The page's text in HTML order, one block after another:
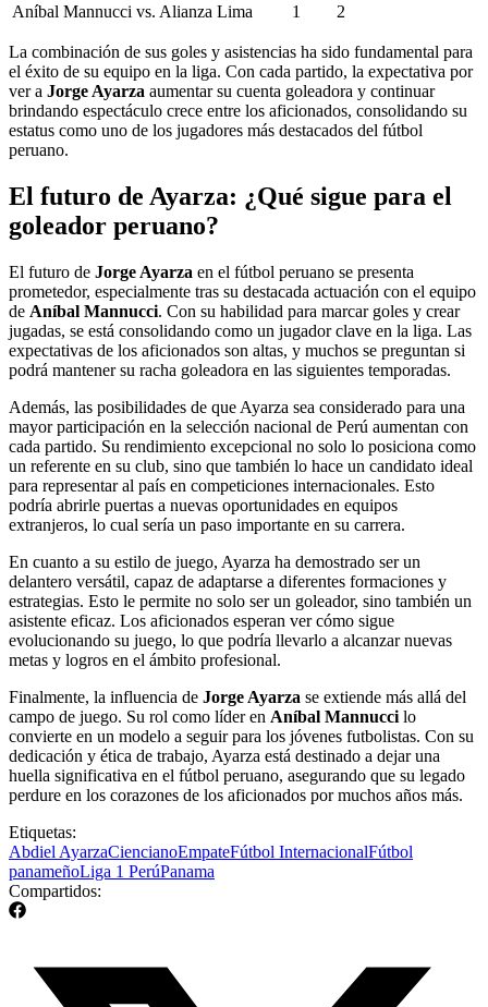
Aníbal Mannucci vs. Alianza Lima
1 2
La combinación de sus goles y asistencias ha sido fundamental para
el éxito de su equipo en la liga. Con cada partido, la expectativa por
ver a Jorge Ayarza aumentar su cuenta goleadora y continuar
brindando espectáculo crece entre los aficionados, consolidando su
estatus como uno de los jugadores más destacados del fútbol
peruano.
El futuro de Ayarza: ¿Qué sigue para el
goleador peruano?
El futuro de Jorge Ayarza en el fútbol peruano se presenta
prometedor, especialmente tras su destacada actuación con el equipo
de Aníbal Mannucci. Con su habilidad para marcar goles y crear
jugadas, se está consolidando como un jugador clave en la liga. Las
expectativas de los aficionados son altas, y muchos se preguntan si
podrá mantener su racha goleadora en las siguientes temporadas.
Además, las posibilidades de que Ayarza sea considerado para una
mayor participación en la selección nacional de Perú aumentan con
cada partido. Su rendimiento excepcional no solo lo posiciona como
un referente en su club, sino que también lo hace un candidato ideal
para representar al país en competiciones internacionales. Esto
podría abrirle puertas a nuevas oportunidades en equipos
extranjeros, lo cual sería un paso importante en su carrera.
En cuanto a su estilo de juego, Ayarza ha demostrado ser un
delantero versátil, capaz de adaptarse a diferentes formaciones y
estrategias. Esto le permite no solo ser un goleador, sino también un
asistente eficaz. Los aficionados esperan ver cómo sigue
evolucionando su juego, lo que podría llevarlo a alcanzar nuevas
metas y logros en el ámbito profesional.
Finalmente, la influencia de Jorge Ayarza se extiende más allá del
campo de juego. Su rol como líder en Aníbal Mannucci lo
convierte en un modelo a seguir para los jóvenes futbolistas. Con su
dedicación y ética de trabajo, Ayarza está destinado a dejar una
huella significativa en el fútbol peruano, asegurando que su legado
perdure en los corazones de los aficionados por muchos años más.
Etiquetas:
Abdiel AyarzaCiencianoEmpateFútbol InternacionalFútbol
panameñoLiga 1 PerúPanama
Compartidos: